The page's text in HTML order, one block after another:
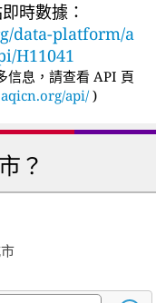
時數據：
data-platform/a
H11041
信息，請查看 API 頁
aqicn.org/api/ )
？